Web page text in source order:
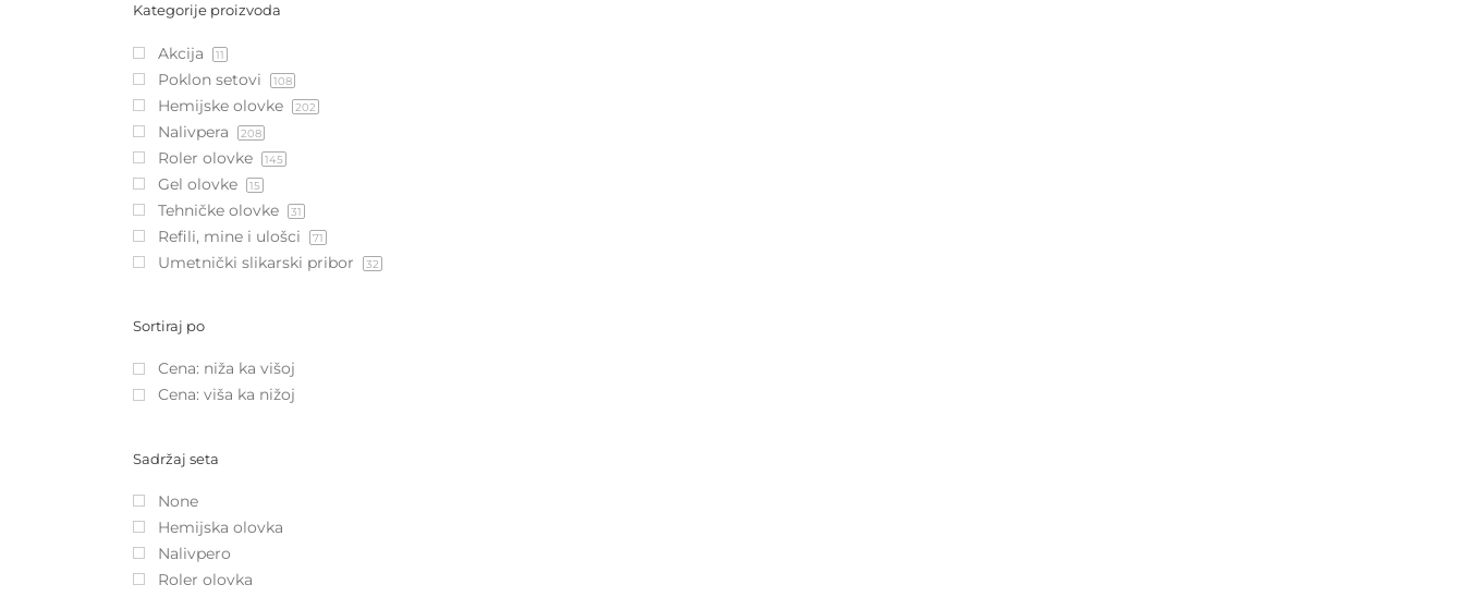
Kategorije proizvoda
Akcija 11
Poklon setovi 108
Hemijske olovke 202
Nalivpera 208
Roler olovke 145
Gel olovke 15
Tehničke olovke 31
Refili, mine i ulošci 71
Umetnički slikarski pribor 32
Sortiraj po
Cena: niža ka višoj
Cena: viša ka nižoj
Sadržaj seta
None
Hemijska olovka
Nalivpero
Roler olovka